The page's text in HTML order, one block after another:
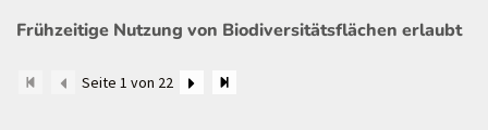
Frühzeitige Nutzung von Biodiversitätsflächen erlaubt
Seite 1 von 22